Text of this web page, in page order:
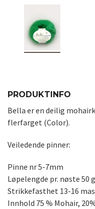
PRODUKTINFO
Bella er en deilig
flerfarget (Color).
Veiledende pinner:
Pinne nr 5-7mm
Løpelengde pr. nøste 50
Strikkefasthet 13-16
Innhold 75 % Mohair,